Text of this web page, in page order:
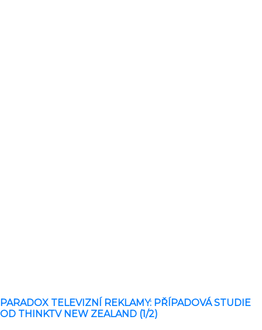
PARADOX TELEVIZNÍ REKLAMY: PŘÍPADOVÁ STUDIE
OD THINKTV NEW ZEALAND (1/2)